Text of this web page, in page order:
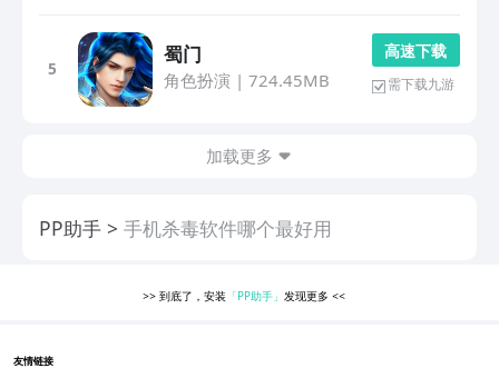
5
蜀门
角色扮演 | 724.45MB
高 速 下 载
需下载九游
加载更多
PP助手 手机杀毒软件哪个最好用
>> 到底了，安装 「PP助手」发现更多<<
友情链接